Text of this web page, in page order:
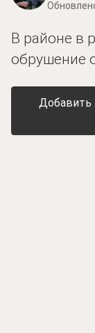
В районе в
обрушение
Добавить